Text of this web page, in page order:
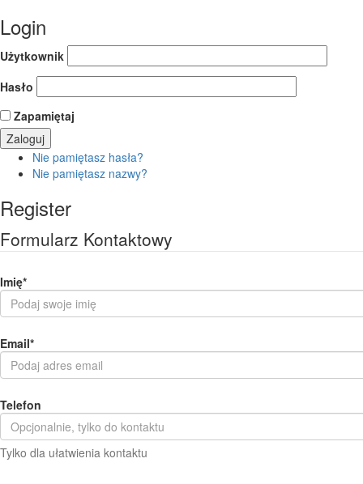
Login
Użytkownik
Hasło
Zapamiętaj
Nie pamiętasz hasła?
Nie pamiętasz nazwy?
Register
Formularz Kontaktowy
Imię*
Email*
Telefon
Tylko dla ułatwienia kontaktu